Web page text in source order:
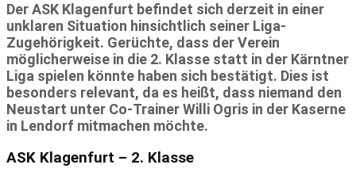
Der ASK Klagenfurt befindet sich derzeit in einer
unklaren Situation hinsichtlich seiner Liga-
Zugehörigkeit. Gerüchte, dass der Verein
möglicherweise in die 2. Klasse statt in der Kärntner
Liga spielen könnte haben sich bestätigt. Dies ist
besonders relevant, da es heißt, dass niemand den
Neustart unter Co-Trainer Willi Ogris in der Kaserne
in Lendorf mitmachen möchte​.
ASK Klagenfurt – 2. Klasse